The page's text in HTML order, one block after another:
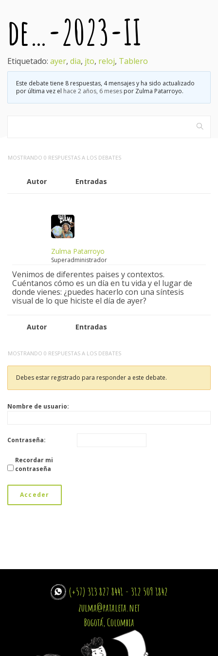
de…-2023-II
Etiquetado: ayer, dia, jto, reloj, Tablero
Este debate tiene 8 respuestas, 4 mensajes y ha sido actualizado
por última vez el hace 2 años, 6 meses por Zulma Patarroyo.
MOSTRANDO 0 RESPUESTAS A LOS DEBATES
Autor Entradas
Zulma Patarroyo
Superadministrador
Venimos de diferentes paises y contextos.
Cuéntanos cómo es un día en tu vida y el lugar de
donde vienes: ¿puedes hacerlo con una síntesis
visual de lo que hiciste el día de ayer?
Autor Entradas
MOSTRANDO 0 RESPUESTAS A LOS DEBATES
Debes estar registrado para responder a este debate.
Nombre de usuario:
Contraseña:
Recordar mi
contraseña
Acceder
(+57) 313 827 8441 - 312 509 1842
zulma@pataleta.net
Bogotá, Colombia